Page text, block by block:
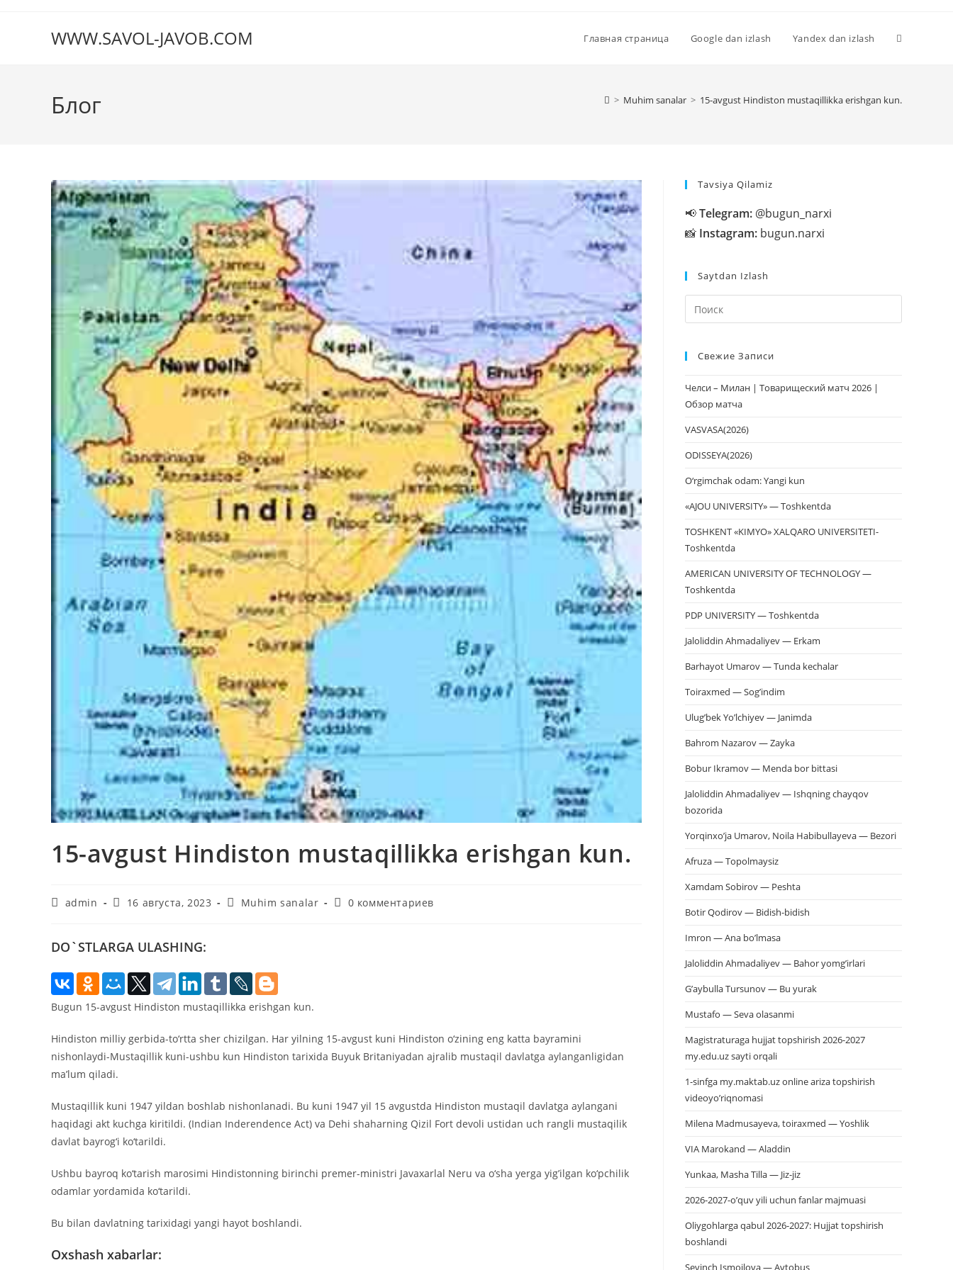
содержимомуWWW.SAVOL-JAVOB.COM Главная страница Google dan izlash Yandex dan izlash
Блог > Muhim sanalar > 15-avgust Hindiston mustaqillikka erishgan kun.
15-avgust Hindiston mustaqillikka erishgan kun.
Авторadmin
Запись
16 августа, 2023
Рубрика
Muhim sanalar
Комментарии
0 комментариев
DO`STLARGA ULASHING:
Bugun 15-avgust Hindiston mustaqillikka erishgan kun.
Hindiston milliy gerbida-to‘rtta sher chizilgan. Har yilning 15-avgust kuni Hindiston o‘zining eng katta bayramini
nishonlaydi-Mustaqillik kuni-ushbu kun Hindiston tarixida Buyuk Britaniyadan ajralib mustaqil davlatga aylanganligidan
ma’lum qiladi.
Mustaqillik kuni 1947 yildan boshlab nishonlanadi. Bu kuni 1947 yil 15 avgustda Hindiston mustaqil davlatga aylangani
haqidagi akt kuchga kiritildi. (Indian Inderendence Act) va Dehi shaharning Qizil Fort devoli ustidan uch rangli mustaqilik
davlat bayrog‘i ko‘tarildi.
Ushbu bayroq ko‘tarish marosimi Hindistonning birinchi premer-ministri Javaxarlal Neru va o‘sha yerga yig’ilgan ko‘pchilik
odamlar yordamida ko‘tarildi.
Bu bilan davlatning tarixidagi yangi hayot boshlandi.
Oxshash xabarlar:
Tavsiya Qilamiz
📢Telegram: @bugun_narxi
📸 Instagram: bugun.narxi
Saytdan Izlash
клавишу
Свежие Записи
Челси – Милан | Товарищеский матч 2026 |
Обзор матча
VASVASA(2026)
ODISSEYA(2026)
O‘rgimchak odam: Yangi kun
«AJOU UNIVERSITY» — Toshkentda
TOSHKENT «KIMYO» XALQARO UNIVERSITETI-
Toshkentda
AMERICAN UNIVERSITY OF TECHNOLOGY —
Toshkentda
PDP UNIVERSITY — Toshkentda
Jaloliddin Ahmadaliyev — Erkam
Barhayot Umarov — Tunda kechalar
Toiraxmed — Sog’indim
Ulug’bek Yo’lchiyev — Janimda
Bahrom Nazarov — Zayka
Bobur Ikramov — Menda bor bittasi
Jaloliddin Ahmadaliyev — Ishqning chayqov
bozorida
Yorqinxo’ja Umarov, Noila Habibullayeva — Bezori
Afruza — Topolmaysiz
Xamdam Sobirov — Peshta
Botir Qodirov — Bidish-bidish
Imron — Ana bo’lmasa
Jaloliddin Ahmadaliyev — Bahor yomg’irlari
G’aybulla Tursunov — Bu yurak
Mustafo — Seva olasanmi
Magistraturaga hujjat topshirish 2026-2027
my.edu.uz sayti orqali
1-sinfga my.maktab.uz online ariza topshirish
videoyo’riqnomasi
Milena Madmusayeva, toiraxmed — Yoshlik
VIA Marokand — Aladdin
Yunkaa, Masha Tilla — Jiz-jiz
2026-2027-o’quv yili uchun fanlar majmuasi
Oliygohlarga qabul 2026-2027: Hujjat topshirish
boshlandi
Sevinch Ismoilova — Avtobus